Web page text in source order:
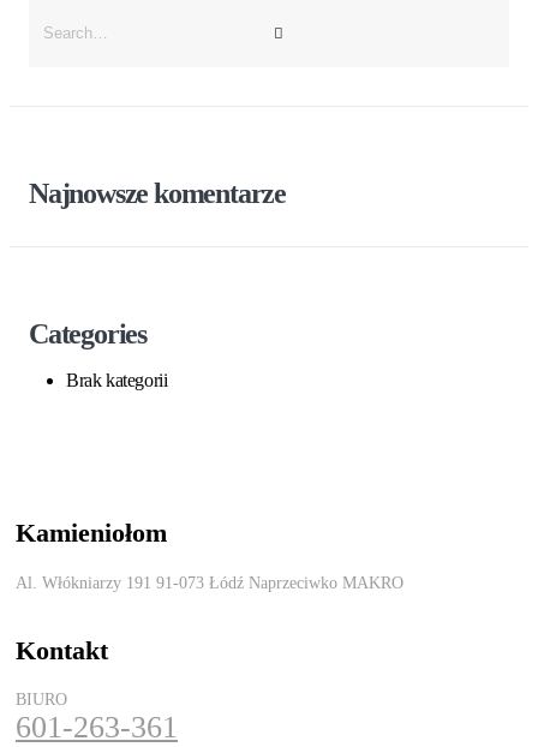
Najnowsze komentarze
Categories
Brak kategorii
Kamieniołom
Al. Włókniarzy 191 91-073 Łódź Naprzeciwko MAKRO
Kontakt
BIURO
601-263-361